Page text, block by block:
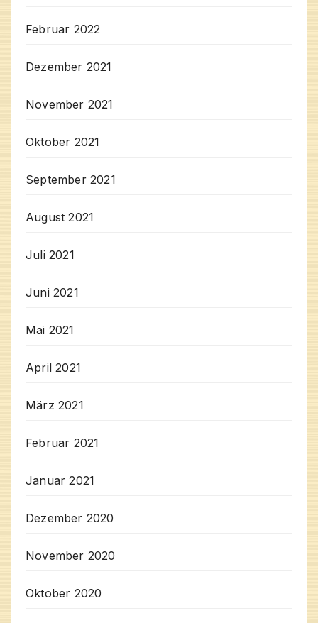
Februar 2022
Dezember 2021
November 2021
Oktober 2021
September 2021
August 2021
Juli 2021
Juni 2021
Mai 2021
April 2021
März 2021
Februar 2021
Januar 2021
Dezember 2020
November 2020
Oktober 2020